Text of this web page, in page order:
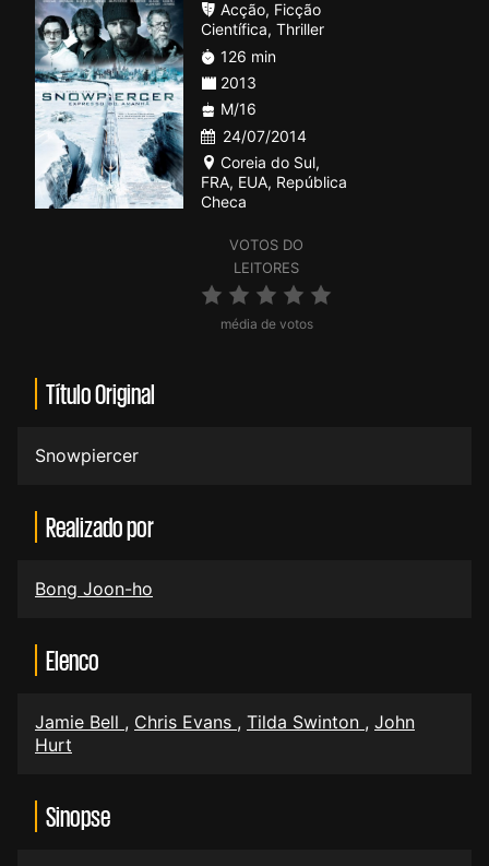
VOTOS DO
LEITORES
média de votos
Acção, Ficção
Científica, Thriller
126 min
2013
M/16
24/07/2014
Coreia do Sul,
FRA, EUA, República
Checa
Título Original
Snowpiercer
Realizado por
Bong Joon-ho
Elenco
Jamie Bell , Chris Evans , Tilda Swinton , John
Hurt
Sinopse